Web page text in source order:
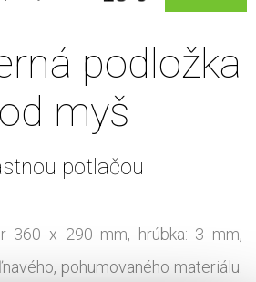
podložka
myš
potlačou
360 x 290 mm, hrúbka: 3 mm,
pohumovaného materiálu.